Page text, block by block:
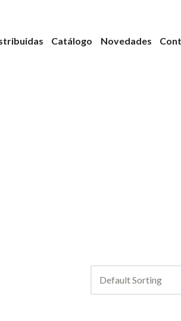
Catálogo Novedades
Default Sorting